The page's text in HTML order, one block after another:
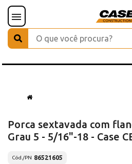
Porca sextavada com
Grau 5 - 5/16"-18 - Case
Cód./PN 86521605